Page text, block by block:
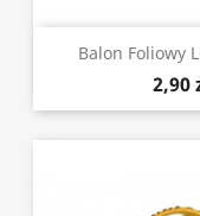
Balon Foliowy
2,90